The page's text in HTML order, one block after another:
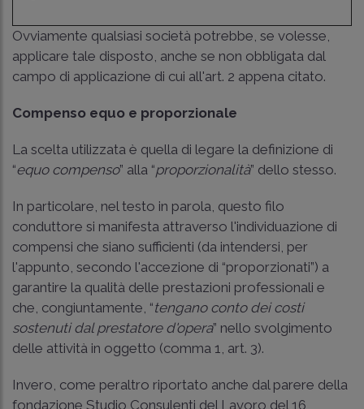
Ovviamente qualsiasi società potrebbe, se volesse,
applicare tale disposto, anche se non obbligata dal
campo di applicazione di cui all'art. 2 appena citato.
Compenso equo e proporzionale
La scelta utilizzata è quella di legare la definizione di
“equo compenso” alla “proporzionalità” dello stesso.
In particolare, nel testo in parola, questo filo
conduttore si manifesta attraverso l'individuazione di
compensi che siano sufficienti (da intendersi, per
l'appunto, secondo l'accezione di “proporzionati”) a
garantire la qualità delle prestazioni professionali e
che, congiuntamente, “tengano conto dei costi
sostenuti dal prestatore d'opera” nello svolgimento
delle attività in oggetto (comma 1, art. 3).
Invero, come peraltro riportato anche dal parere della
fondazione Studio Consulenti del Lavoro del 16